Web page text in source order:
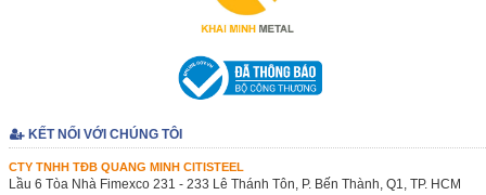
KẾT NỐI VỚI CHÚNG TÔI
CTY TNHH TĐB QUANG MINH CITISTEEL
Lầu 6 Tòa Nhà Fimexco 231 - 233 Lê Thánh Tôn, P. Bến Thành, Q1, TP. HCM